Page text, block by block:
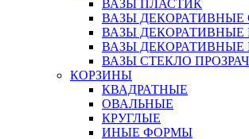
ВАЗЫ ПЛАСТИК
ВАЗЫ ДЕКОРАТИВНЫЕ
ВАЗЫ ДЕКОРАТИВНЫЕ
ВАЗЫ ДЕКОРАТИВНЫЕ
ВАЗЫ СТЕКЛО
КОРЗИНЫ
КВАДРАТНЫЕ
ОВАЛЬНЫЕ
КРУГЛЫЕ
ИНЫЕ ФОРМЫ